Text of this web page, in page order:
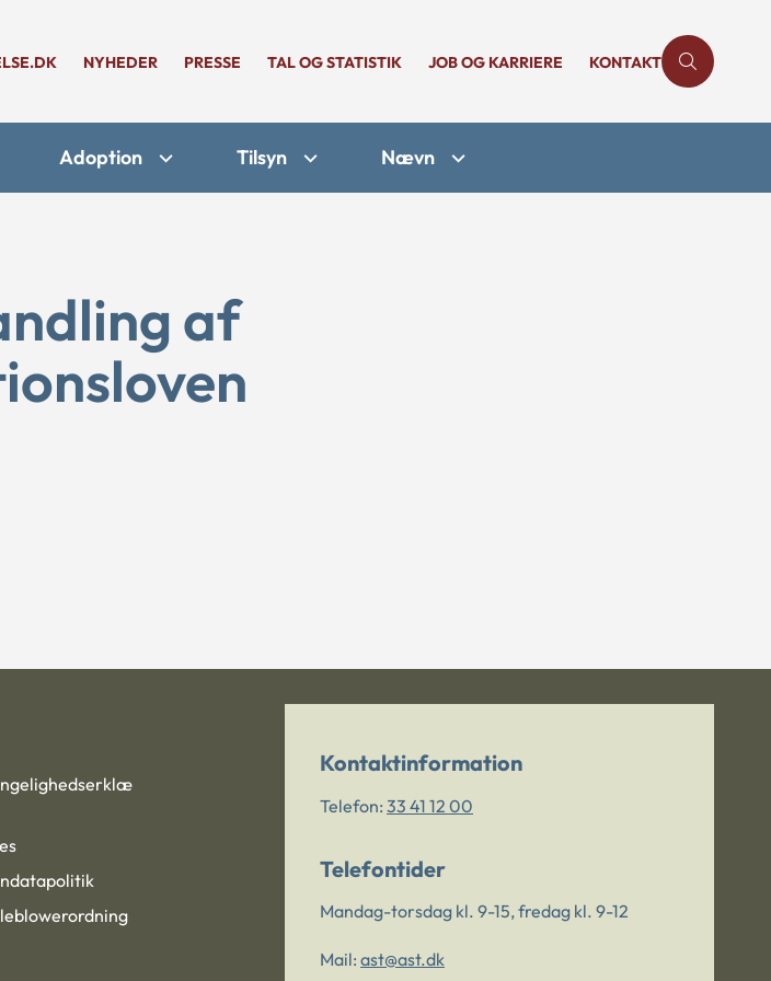
NYHEDER PRESSE TAL OG STATISTIK JOB OG KARRIERE KONTAKT
Adoption Tilsyn Nævn
af
Kontaktinformation
Telefon: 33 41 12 00
Telefontider
Mandag-torsdag kl. 9-15, fredag kl. 9-12
Mail: ast@ast.dk